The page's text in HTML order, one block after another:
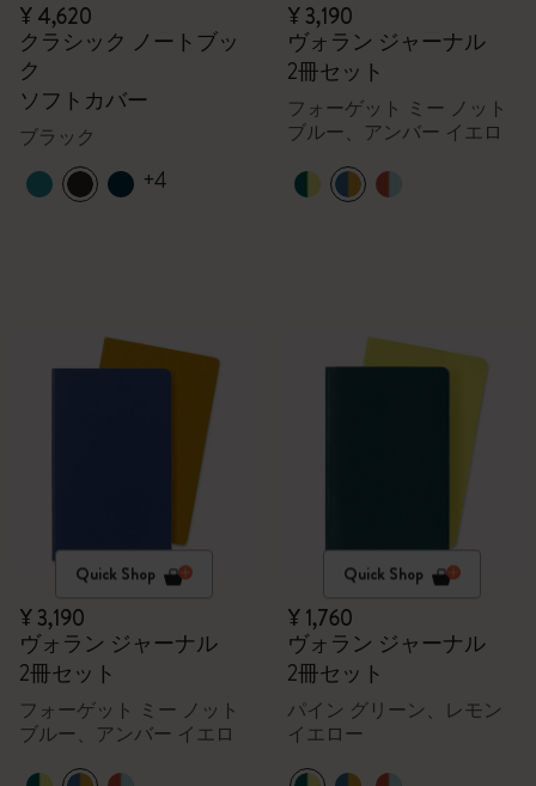
¥ 4,620
クラシック ノートブッ
ク
ソフトカバー
ブラック
+4
¥ 3,190
ヴォラン ジャーナル
2冊セット
フォーゲット ミー ノット
ブルー、アンバー イエロ
Quick Shop
¥ 3,190
ヴォラン ジャーナル
2冊セット
フォーゲット ミー ノット
ブルー、アンバー イエロ
Quick Shop
¥ 1,760
ヴォラン ジャーナル
2冊セット
パイン グリーン、レモン
イエロー